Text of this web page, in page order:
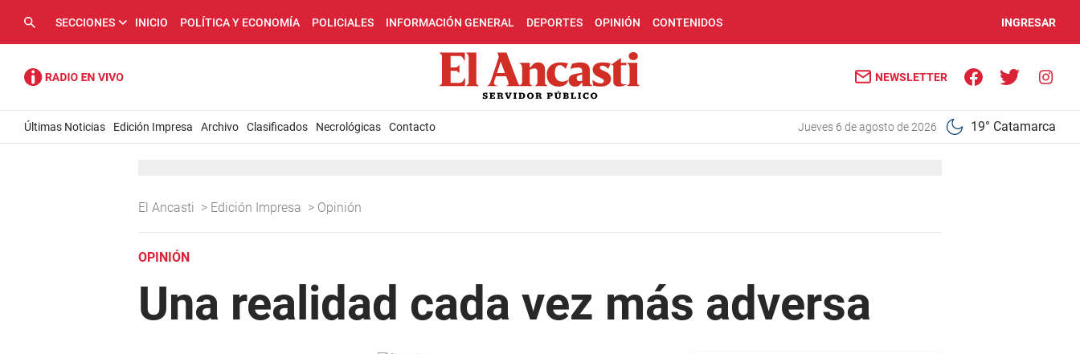
SECCIONES INICIO POLÍTICA Y ECONOMÍA POLICIALES INFORMACIÓN GENERAL DEPORTES OPINIÓN CONTENIDOS INGRESAR
NEWSLETTER
Últimas Noticias Edición Impresa Archivo Clasificados Necrológicas Contacto jueves 6 de agosto de 2026 19° Catamarca
El Ancasti > Edición Impresa > Opinión
OPINIÓN
Una realidad cada vez más adversa